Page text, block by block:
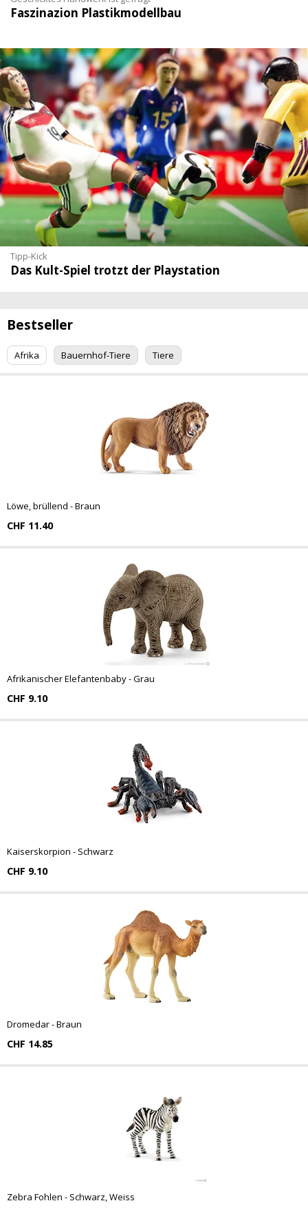
Faszinazion Plastikmodellbau
Tipp-Kick
Das Kult-Spiel trotzt der Playstation
Bestseller
Afrika Bauernhof-Tiere Tiere
Löwe, brüllend - Braun
CHF 11.40
Afrikanischer Elefantenbaby - Grau
CHF 9.10
Kaiserskorpion - Schwarz
CHF 9.10
Dromedar - Braun
CHF 14.85
Zebra Fohlen - Schwarz, Weiss